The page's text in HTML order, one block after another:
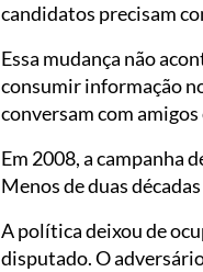
candidatos precisam
Essa mudança não
consumir informação
conversam com amigos
Em 2008, a campanha
Menos de duas
A política deixou de
disputado. O